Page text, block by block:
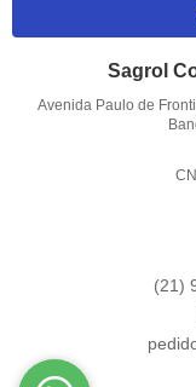
Sagrol
Avenida Paulo de
(21)